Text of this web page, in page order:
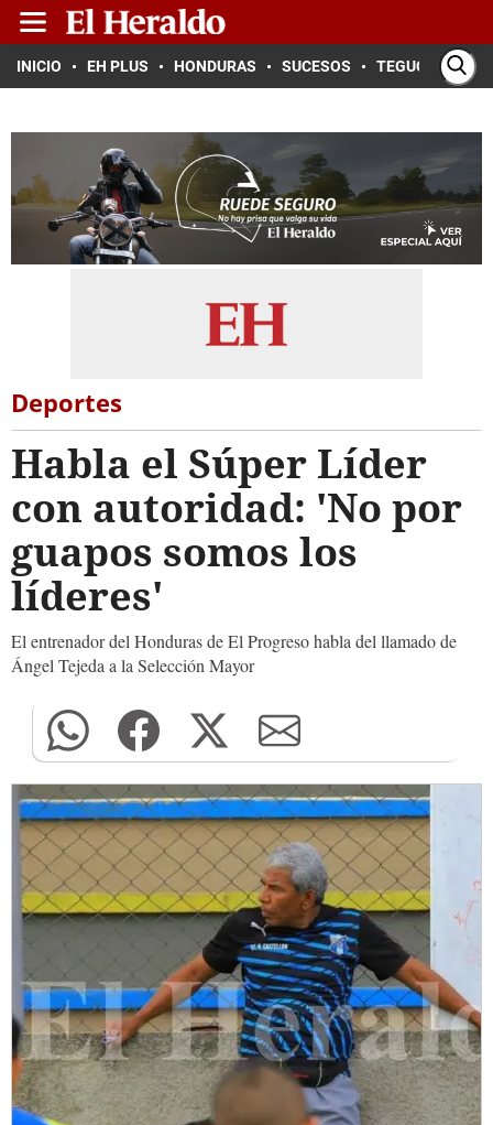
INICIO EH PLUS HONDURAS SUCESOS TEGUCIGALPA
Deportes
Habla el Súper Líder
con autoridad: 'No por
guapos somos los
líderes'
El entrenador del Honduras de El Progreso habla del llamado de
Ángel Tejeda a la Selección Mayor